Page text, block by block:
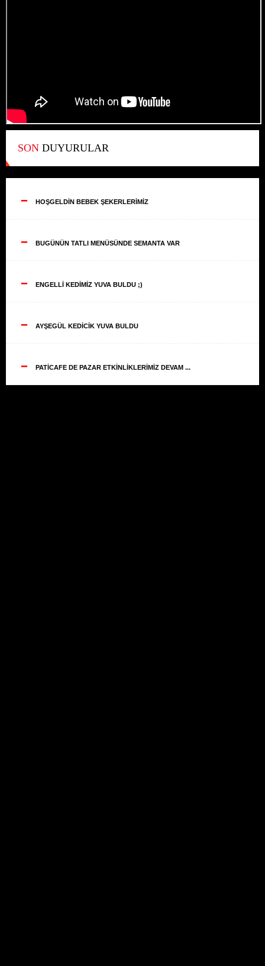
SON DUYURULAR
-- HOŞGELDİN BEBEK ŞEKERLERİMİZ
-- BUGÜNÜN TATLI MENÜSÜNDE SEMANTA VAR
-- ENGELLİ KEDİMİZ YUVA BULDU ;)
-- AYŞEGÜL KEDİCİK YUVA BULDU
-- PATİCAFE DE PAZAR ETKİNLİKLERİMİZ DEVAM ...